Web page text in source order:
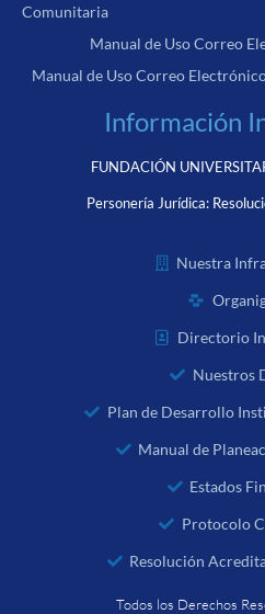
Comunitaria
Manual de Uso Correo
Manual de Uso Correo
Información
FUNDACIÓN
Personería Jurídica:
Nuestra
Directorio
Nuestros
Plan de Desarrollo
Manual de
Estados
Protocolo
Resolución
Todos los Derechos